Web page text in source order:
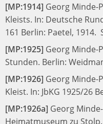
[MP:1914] Georg Minde-
Kleists. In: Deutsche
161 Berlin: Paetel, 1914.
[MP:1925] Georg Minde-
Stunden. Berlin:
[MP:1926] Georg Minde-
Kleist. In: JbKG 1925/26
[MP:1926a] Georg
Heimatmuseum zu Stolp.